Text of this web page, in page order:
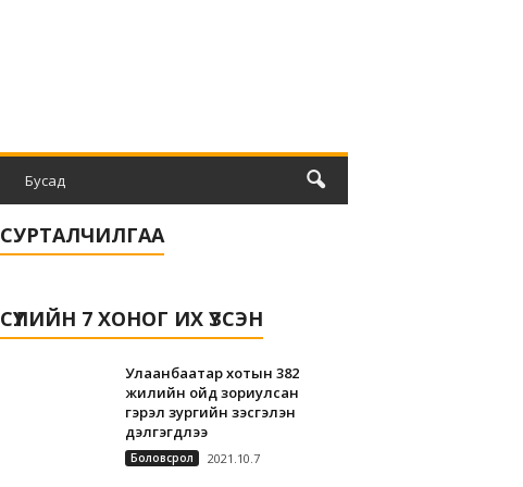
Бусад
СУРТАЛЧИЛГАА
СҮҮЛИЙН 7 ХОНОГ ИХ ҮЗСЭН
Улаанбаатар хотын 382
жилийн ойд зориулсан
гэрэл зургийн үзэсгэлэн
дэлгэгдлээ
Боловсрол 2021.10.7